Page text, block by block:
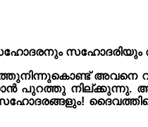
സഹോദരിയും
അവനെ
പുറത്തു